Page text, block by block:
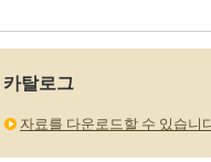
카탈로그
자료를 다운로드할 수 있습니